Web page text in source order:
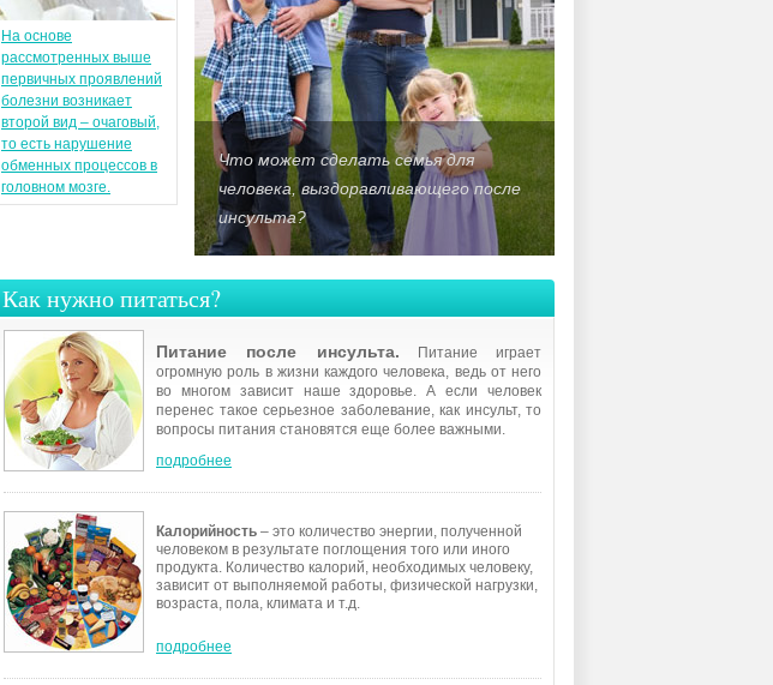
На основе
рассмотренных выше
первичных проявлений
болезни возникает
второй вид – очаговый,
то есть нарушение
обменных процессов в
головном мозге.
Что может сделать семья для
человека, выздоравливающего после
инсульта?
Как нужно питаться?
Питание после инсульта.
Питание играет
огромную роль в жизни каждого человека, ведь от него
во многом зависит наше здоровье. А если человек
перенес такое серьезное заболевание, как инсульт, то
вопросы питания становятся еще более важными.
подробнее
Калорийность – это количество энергии, полученной
человеком в результате поглощения того или иного
продукта. Количество калорий, необходимых человеку,
зависит от выполняемой работы, физической нагрузки,
возраста, пола, климата и т.д.
подробнее